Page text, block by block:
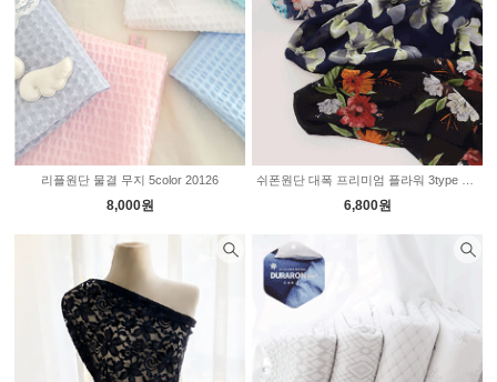
리플원단 물결 무지 5color 20126
8,000원 6,800원